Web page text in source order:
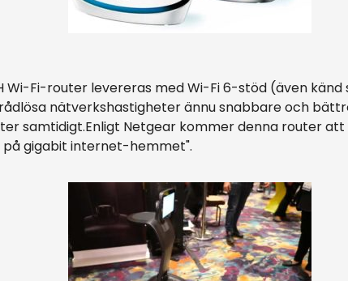
Wi-Fi-router levereras med Wi-Fi 6-stöd (även känd
nätverkshastigheter ännu snabbare och
samtidigt.Enligt Netgear kommer denna router att
gigabit internet-hemmet".